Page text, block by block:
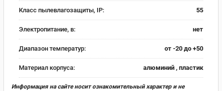
Класс пылевлагозащиты, IP: 55
Электропитание, в: нет
Диапазон температур: от -20 до +50
Материал корпуса: алюминий , пластик
Информация на сайте носит ознакомительный характер и не